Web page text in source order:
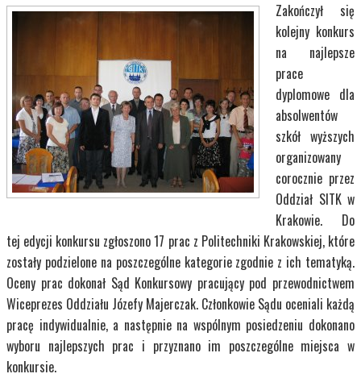
Zakończył się
kolejny konkurs
na najlepsze
prace
dyplomowe dla
absolwentów
szkół wyższych
organizowany
corocznie przez
Oddział SITK w
Krakowie. Do
tej edycji konkursu zgłoszono 17 prac z Politechniki Krakowskiej, które
zostały podzielone na poszczególne kategorie zgodnie z ich tematyką.
Oceny prac dokonał Sąd Konkursowy pracujący pod przewodnictwem
Wiceprezes Oddziału Józefy Majerczak. Członkowie Sądu oceniali każdą
pracę indywidualnie, a następnie na wspólnym posiedzeniu dokonano
wyboru najlepszych prac i przyznano im poszczególne miejsca w
konkursie.